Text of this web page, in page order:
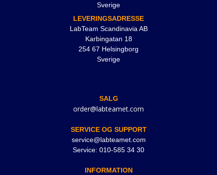
Sverige
LEVERINGSADRESSE
LabTeam Scandinavia AB
Karbingatan 18
254 67 Helsingborg
Sverige
SALG
order@labteamet.com
SERVICE OG SUPPORT
service@labteamet.com
Service: 010-585 34 30
INFORMATION